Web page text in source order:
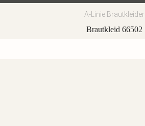
A-Linie Brautkleider
Brautkleid 66502